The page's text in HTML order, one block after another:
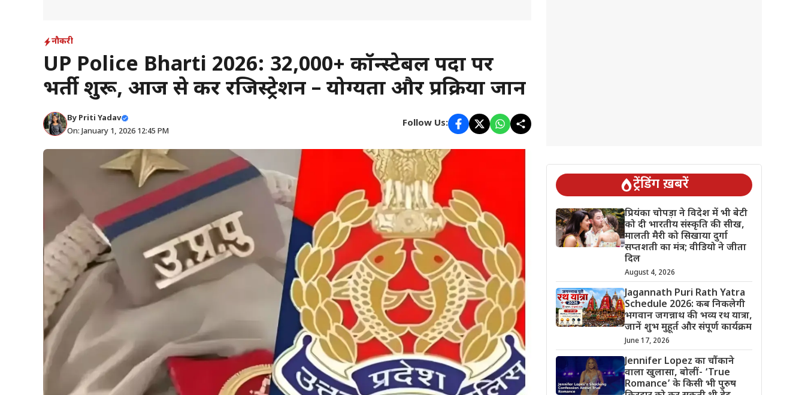
नौकरी
UP Police Bharti 2026: 32,000+ कॉन्स्टेबल पदों पर
भर्ती शुरू, आज से करें रजिस्ट्रेशन – योग्यता और प्रक्रिया जानें
By Priti Yadav
On: January 1, 2026 12:45 PM
Follow Us:
ट्रेंडिंग ख़बरें
प्रियंका चोपड़ा ने विदेश में भी बेटी
को दी भारतीय संस्कृति की सीख,
मालती मैरी को सिखाया दुर्गा
सप्तशती का मंत्र; वीडियो ने जीता
दिल
August 4, 2026
Jagannath Puri Rath Yatra
Schedule 2026: कब निकलेगी
भगवान जगन्नाथ की भव्य रथ यात्रा,
जानें शुभ मुहूर्त और संपूर्ण कार्यक्रम
June 17, 2026
Jennifer Lopez का चौंकाने
वाला खुलासा, बोलीं- ‘True
Romance’ के किसी भी पुरुष